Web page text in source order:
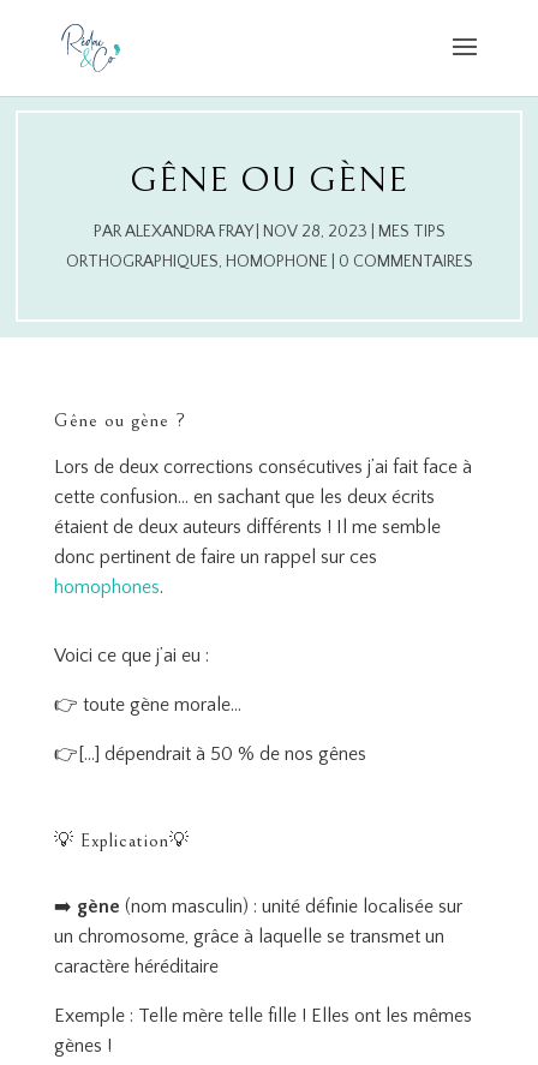
GÊNE OU GÈNE
PARALEXANDRA FRAY| NOV 28, 2023
MES TIPS
ORTHOGRAPHIQUES, HOMOPHONE| 0 COMMENTAIRES
Gêne ou gène ?
Lors de deux corrections consécutives j’ai fait face à
cette confusion… en sachant que les deux écrits
étaient de deux auteurs différents ! Il me semble
donc pertinent de faire un rappel sur ces
homophones.
Voici ce que j’ai eu :
👉 toute gène morale…
👉[…] dépendrait à 50 % de nos gênes
💡 Explication💡
➡️ gène (nom masculin) : unité définie localisée sur
un chromosome, grâce à laquelle se transmet un
caractère héréditaire
Exemple : Telle mère telle fille ! Elles ont les mêmes
gènes !